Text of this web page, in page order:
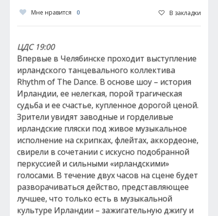
Мне нравится 0 В закладки
ЦДС 19:00
Впервые в Челябинске проходит выступление
ирландского танцевального коллектива
Rhythm of The Dance. В основе шоу – история
Ирландии, ее нелегкая, порой трагическая
судьба и ее счастье, купленное дорогой ценой.
Зрители увидят заводные и горделивые
ирландские пляски под живое музыкальное
исполнение на скрипках, флейтах, аккордеоне,
свирели в сочетании с искусно подобранной
перкуссией и сильными «ирландскими»
голосами. В течение двух часов на сцене будет
разворачиваться действо, представляющее
лучшее, что только есть в музыкальной
культуре Ирландии – зажигательную джигу и